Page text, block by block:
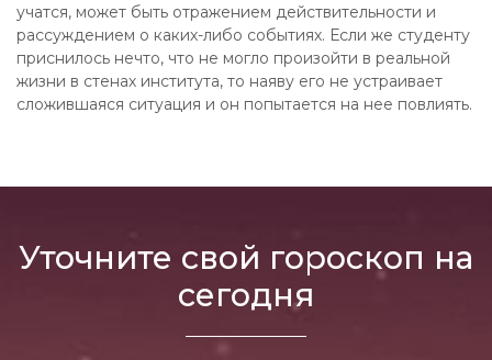
учатся, может быть отражением действительности и
рассуждением о каких-либо событиях. Если же студенту
приснилось нечто, что не могло произойти в реальной
жизни в стенах института, то наяву его не устраивает
сложившаяся ситуация и он попытается на нее повлиять.
Уточните свой гороскоп на
сегодня